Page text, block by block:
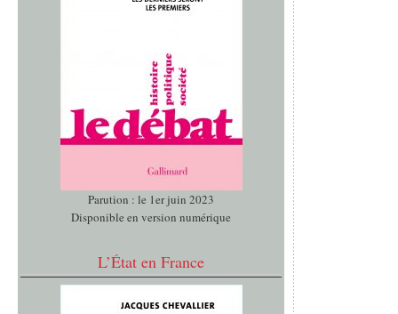
Parution : le 1er juin 2023
Disponible en version numérique
L’État en France